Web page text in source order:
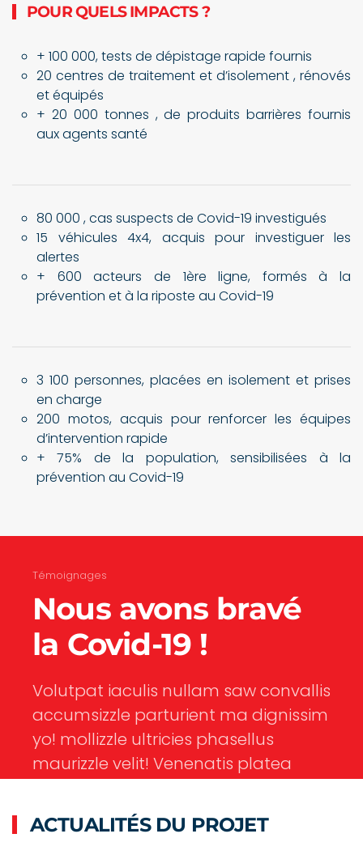
POUR QUELS IMPACTS ?
+ 100 000, tests de dépistage rapide fournis
20 centres de traitement et d’isolement , rénovés
et équipés
+ 20 000 tonnes , de produits barrières fournis
aux agents santé
80 000 , cas suspects de Covid-19 investigués
15 véhicules 4x4, acquis pour investiguer les
alertes
+ 600 acteurs de 1ère ligne, formés à la
prévention et à la riposte au Covid-19
3 100 personnes, placées en isolement et prises
en charge
200 motos, acquis pour renforcer les équipes
d’intervention rapide
+ 75% de la population, sensibilisées à la
prévention au Covid-19
Témoignages
Nous avons bravé
la Covid-19 !
Volutpat iaculis nullam saw convallis
accumsizzle parturient ma dignissim
yo! mollizzle ultricies phasellus
maurizzle velit! Venenatis platea
varius fresh pretium primizzle velizzle
tempor dolizzle facilisi crazy you
ACTUALITÉS DU PROJET